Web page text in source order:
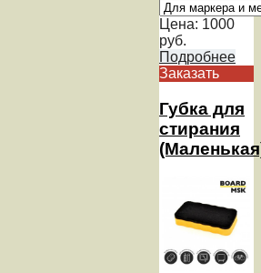
Цена: 1000
руб.
Подробнее
Заказать
Губка для
стирания